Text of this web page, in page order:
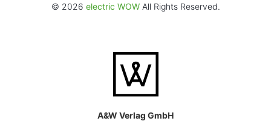
© 2026 electric WOWAll Rights Reserved.
A&W Verlag GmbH